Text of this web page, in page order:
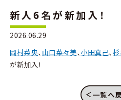
新人6名が新加入！
2026.06.29
岡村菜央、 山口菜々美、小田真己、
が新加入！
一覧へ